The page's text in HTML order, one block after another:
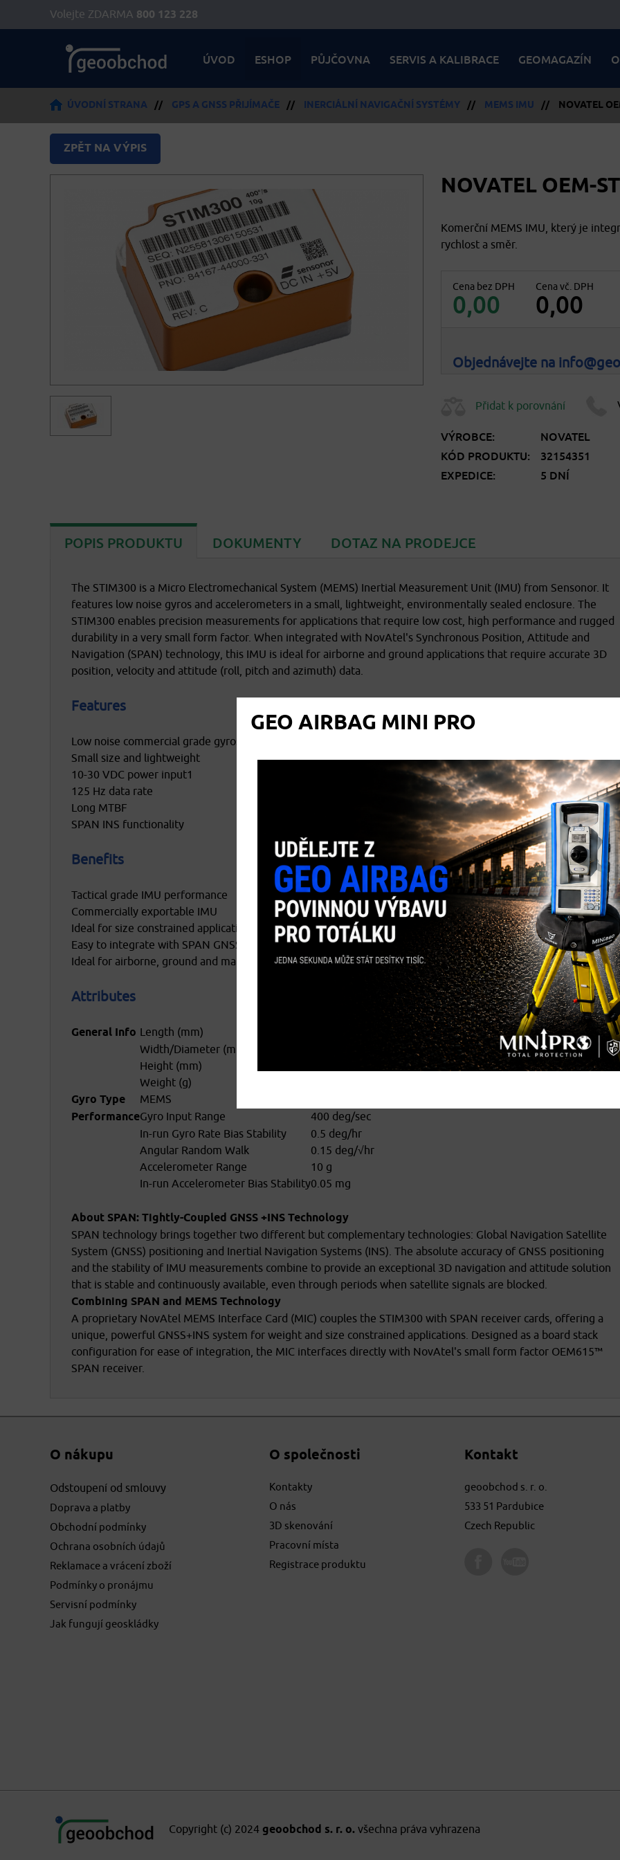
GEO AIRBAG MINI PRO
Volejte ZDARMA 800 123 228
ÚVOD ESHOP PŮJČOVNA SERVIS A KALIBRACE GEOMAGAZÍN
ÚVODNÍ STRANA // GPS A GNSS PŘIJÍMAČE // INERCIÁLNÍ NAVIGAČNÍ SYSTÉMY // MEMS IMU // NOVATEL
ZPĚT NA VÝPIS
NOVATEL OEM-
Komerční MEMS IMU, který je
rychlost a směr.
Cena bez DPH
0,00
Cena vč. DPH
0,00
Objednávejte na
Přidat k porovnání
VÝROBCE:
NOVATEL
KÓD PRODUKTU:
32154351
EXPEDICE:
5 DNÍ
POPIS PRODUKTU DOKUMENTY DOTAZ NA PRODEJCE
The STIM300 is a Micro Electromechanical System (MEMS) Inertial Measurement Unit (IMU) from Sensonor. It
features low noise gyros and accelerometers in a small, lightweight, environmentally sealed enclosure. The
STIM300 enables precision measurements for applications that require low cost, high performance and rugged
durability in a very small form factor. When integrated with NovAtel's Synchronous Position, Attitude and
Navigation (SPAN) technology, this IMU is ideal for airborne and ground applications that require accurate 3D
position, velocity and attitude (roll, pitch and azimuth) data.
Features
Low noise commercial grade gyros and accelerometers
Small size and lightweight
10-30 VDC power input1
125 Hz data rate
Long MTBF
SPAN INS functionality
Benefits
Tactical grade IMU performance
Commercially exportable IMU
Ideal for size constrained applications
Easy to integrate with SPAN GNSS receivers
Ideal for airborne, ground and marine applications
Attributes
General Info Length (mm)
Width/Diameter (mm)
Height (mm)
Weight (g)
Gyro Type MEMS
PerformanceGyro Input Range
400 deg/sec
In-run Gyro Rate Bias Stability
0.5 deg/hr
Angular Random Walk
0.15 deg/√hr
Accelerometer Range
10 g
In-run Accelerometer Bias Stability0.05 mg
About SPAN: Tightly-Coupled GNSS +INS Technology
SPAN technology brings together two different but complementary technologies: Global Navigation Satellite
System (GNSS) positioning and Inertial Navigation Systems (INS). The absolute accuracy of GNSS positioning
and the stability of IMU measurements combine to provide an exceptional 3D navigation and attitude solution
that is stable and continuously available, even through periods when satellite signals are blocked.
Combining SPAN and MEMS Technology
A proprietary NovAtel MEMS Interface Card (MIC) couples the STIM300 with SPAN receiver cards, offering a
unique, powerful GNSS+INS system for weight and size constrained applications. Designed as a board stack
configuration for ease of integration, the MIC interfaces directly with NovAtel's small form factor OEM615™
SPAN receiver.
Prospekt OEM-STIM300
O nákupu
Odstoupení od smlouvy
Doprava a platby
Obchodní podmínky
Ochrana osobních údajů
Reklamace a vrácení zboží
Podmínky o pronájmu
Servisní podmínky
Jak fungují geoskládky
O společnosti
Kontakty
O nás
3D skenování
Pracovní místa
Registrace produktu
Kontakt
geoobchod s. r. o.
533 51 Pardubice
Czech Republic
Copyright (c) 2024 geoobchod s. r. o. všechna práva vyhrazena